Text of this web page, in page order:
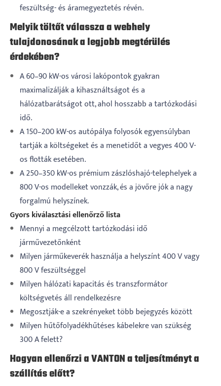
feszültség- és áramegyeztetés révén.
Melyik töltőt válassza a webhely
tulajdonosának a legjobb megtérülés
érdekében?
A 60–90 kW-os városi lakópontok gyakran
maximalizálják a kihasználtságot és a
hálózatbarátságot ott, ahol hosszabb a tartózkodási
idő.
A 150–200 kW-os autópálya folyosók egyensúlyban
tartják a költségeket és a menetidőt a vegyes 400 V-
os flották esetében.
A 250–350 kW-os prémium zászlóshajó-telephelyek a
800 V-os modelleket vonzzák, és a jövőre jók a nagy
forgalmú helyszínek.
Gyors kiválasztási ellenőrző lista
Mennyi a megcélzott tartózkodási idő
járművezetőnként
Milyen járműkeverék használja a helyszínt 400 V vagy
800 V feszültséggel
Milyen hálózati kapacitás és transzformátor
költségvetés áll rendelkezésre
Megosztják-e a szekrényeket több bejegyzés között
Milyen hűtőfolyadékhűtéses kábelekre van szükség
300 A felett?
Hogyan ellenőrzi a VANTON a teljesítményt a
szállítás előtt?